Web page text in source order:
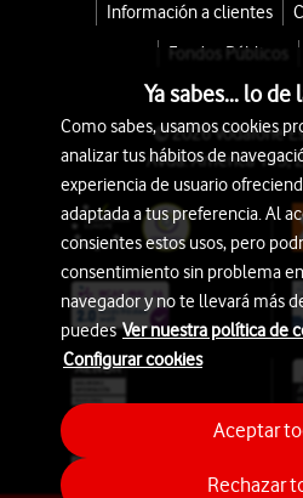
Información a clientes
Fondos Públicos
© 2026 Vodafone
Avda. América 115,
Ya sabes... lo de
Como sabes, usamos cookies
analizar tus hábitos de
experiencia de usuario
adaptada a tus preferencia. Al
consientes estos usos, pero
consentimiento sin problema
navegador y no te llevará más
puedesVer nuestra política de
Configurar cookies
Rechazar
Aceptar